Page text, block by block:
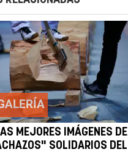
MEJORES IMÁGENES DE
SOLIDARIOS DEL